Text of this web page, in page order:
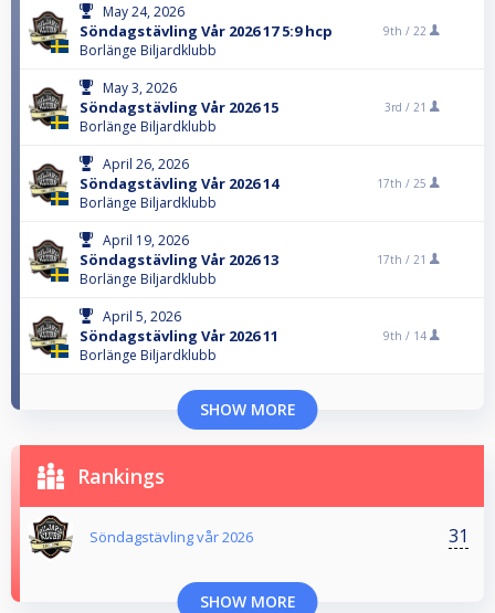
May 24, 2026
Söndagstävling Vår 2026 17 5:9 hcp
Borlänge Biljardklubb
9th / 22
May 3, 2026
Söndagstävling Vår 2026 15
Borlänge Biljardklubb
3rd / 21
April 26, 2026
Söndagstävling Vår 2026 14
Borlänge Biljardklubb
17th / 25
April 19, 2026
Söndagstävling Vår 2026 13
Borlänge Biljardklubb
17th / 21
April 5, 2026
Söndagstävling Vår 2026 11
Borlänge Biljardklubb
9th / 14
SHOW MORE
Rankings
Söndagstävling vår 2026 31
SHOW MORE